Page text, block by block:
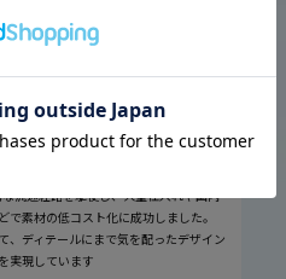
流通経路を駆使し、大量仕入れや国内
素材の低コスト化に成功しました。
、ディテールにまで気を配ったデザイン
実現しています